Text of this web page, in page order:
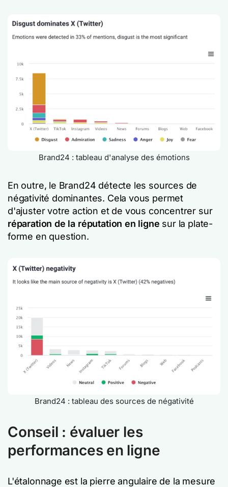
Brand24 : tableau d'analyse des émotions
En outre, le Brand24 détecte les sources de
négativité dominantes. Cela vous permet
d'ajuster votre action et de vous concentrer sur
réparation de la réputation en ligne sur la plate-
forme en question.
Brand24 : tableau des sources de négativité
Conseil : évaluer les
performances en ligne
L'étalonnage est la pierre angulaire de la mesure